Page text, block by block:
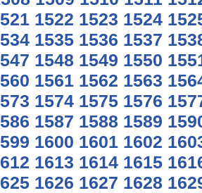
1522 1523 1524
1535 1536 1537
1548 1549 1550
1561 1562 1563
1574 1575 1576
1587 1588 1589
1600 1601 1602
1613 1614 1615
1626 1627 1628